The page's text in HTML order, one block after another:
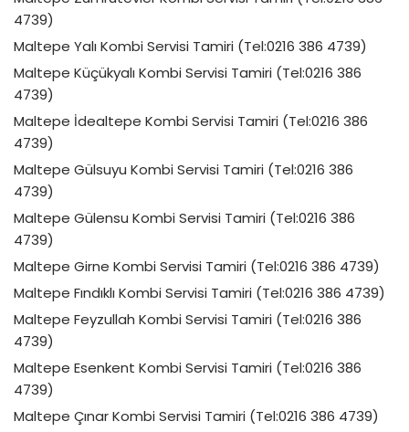
4739)
Maltepe Yalı Kombi Servisi Tamiri (Tel:0216 386 4739)
Maltepe Küçükyalı Kombi Servisi Tamiri (Tel:0216 386
4739)
Maltepe İdealtepe Kombi Servisi Tamiri (Tel:0216 386
4739)
Maltepe Gülsuyu Kombi Servisi Tamiri (Tel:0216 386
4739)
Maltepe Gülensu Kombi Servisi Tamiri (Tel:0216 386
4739)
Maltepe Girne Kombi Servisi Tamiri (Tel:0216 386 4739)
Maltepe Fındıklı Kombi Servisi Tamiri (Tel:0216 386 4739)
Maltepe Feyzullah Kombi Servisi Tamiri (Tel:0216 386
4739)
Maltepe Esenkent Kombi Servisi Tamiri (Tel:0216 386
4739)
Maltepe Çınar Kombi Servisi Tamiri (Tel:0216 386 4739)